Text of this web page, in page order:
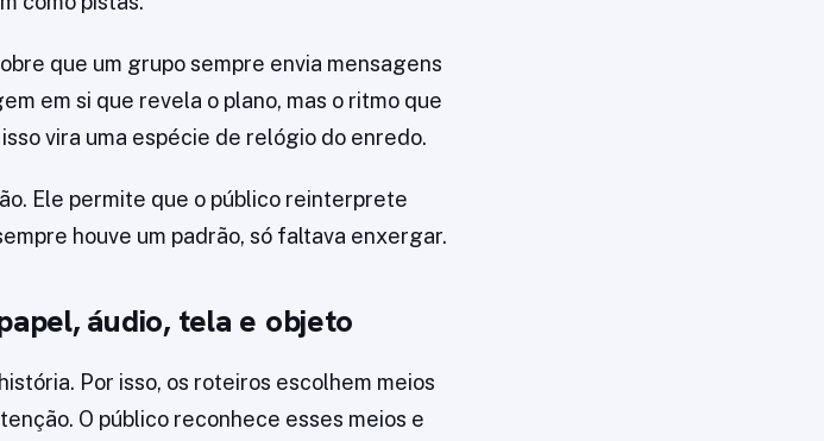
que um grupo sempre envia mensagens
em si que revela o plano, mas o ritmo que
vira uma espécie de relógio do enredo.
Ele permite que o público reinterprete
houve um padrão, só faltava enxergar.
áudio, tela e objeto
Por isso, os roteiros escolhem meios
O público reconhece esses meios e